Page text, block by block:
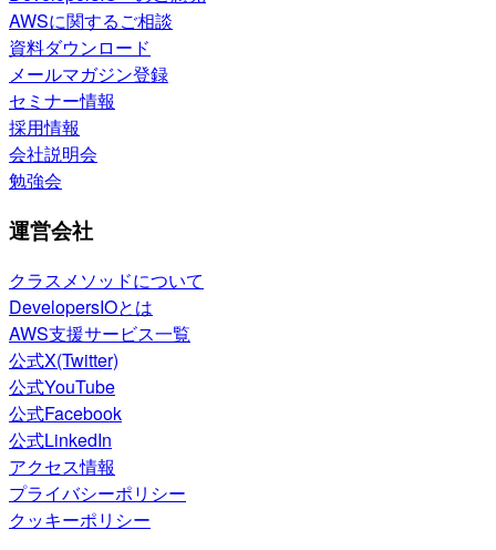
AWSに関するご相談
資料ダウンロード
メールマガジン登録
セミナー情報
採用情報
会社説明会
勉強会
運営会社
クラスメソッドについて
DevelopersIOとは
AWS支援サービス一覧
公式X(Twitter)
公式YouTube
公式Facebook
公式LinkedIn
アクセス情報
プライバシーポリシー
クッキーポリシー